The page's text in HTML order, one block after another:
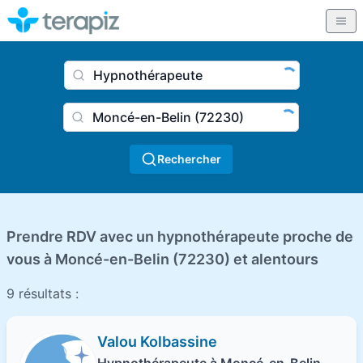
Nom du praticien, profession
Ville
Rechercher
Prendre RDV avec un hypnothérapeute proche de
vous à Moncé-en-Belin (72230) et alentours
9 résultats :
Valou Kolbassine